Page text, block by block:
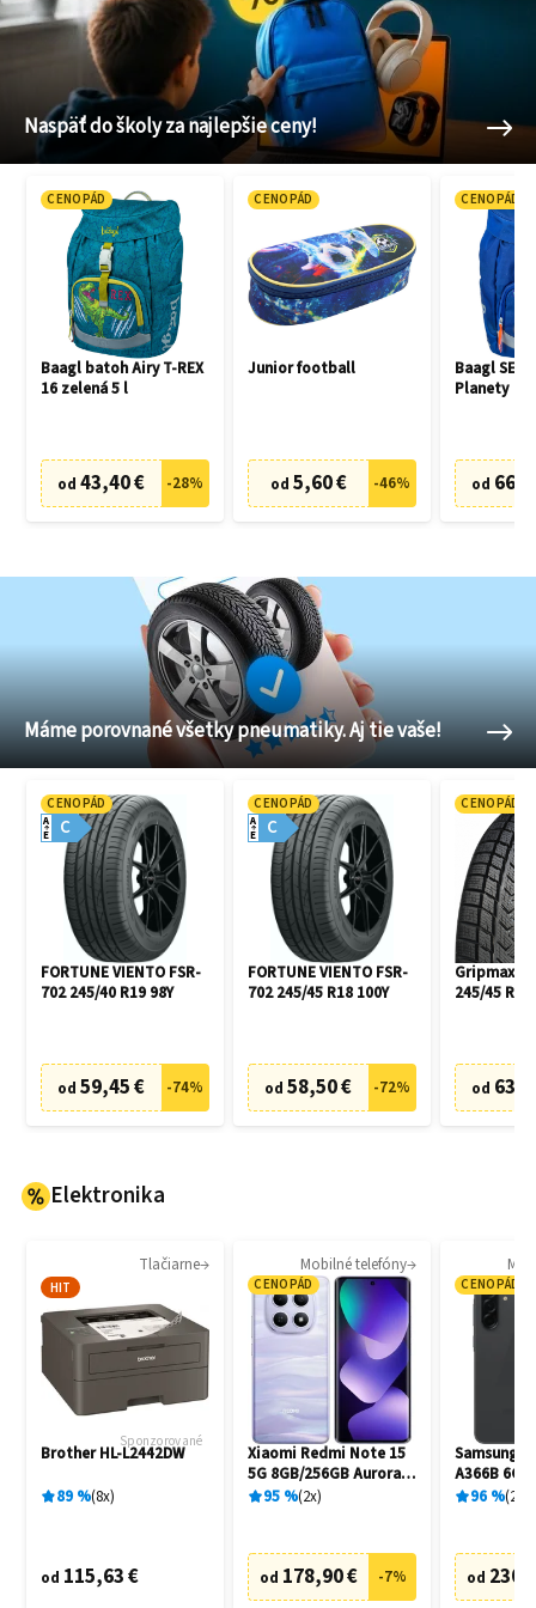
Naspäť do školy za najlepšie ceny!
CENOPÁD
Baagl batoh Airy T-REX
16 zelená 5 l
od 43,40 € -28%
CENOPÁD
Junior football
od 5,60 € -46%
CENOPÁD
Baagl SET
Planety
od
Máme porovnané všetky pneumatiky. Aj tie vaše!
CENOPÁD
C
A
E
FORTUNE VIENTO FSR-
702 245/40 R19 98Y
od 59,45 € -74%
CENOPÁD
C
A
E
FORTUNE VIENTO FSR-
702 245/45 R18 100Y
od 58,50 € -72%
CENOPÁD
Gripmax
245/45 R18
od
Elektronika
Tlačiarne
HIT
Sponzorované
Brother HL-L2442DW
89% 8x
od 115,63 €
Mobilné telefóny
CENOPÁD
Xiaomi Redmi Note 15
5G 8GB/256GB Aurora
Purple
95% 2x
od 178,90 € -7%
CENOPÁD
Samsung
A366B
Awesome
96% 20
od